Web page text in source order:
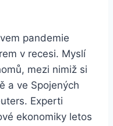
pandemie
v recesi. Myslí
mezi nimiž si
a ve Spojených
Experti
ekonomiky letos